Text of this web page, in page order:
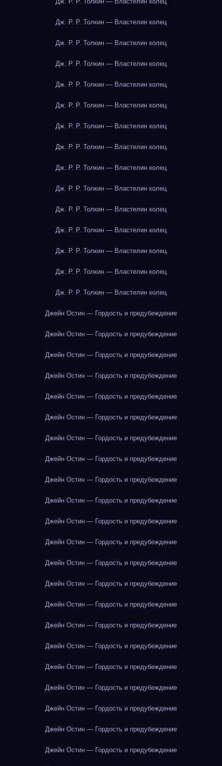
Дж. Р. Р. Толкин — Властелин колец
Дж. Р. Р. Толкин — Властелин колец
Дж. Р. Р. Толкин — Властелин колец
Дж. Р. Р. Толкин — Властелин колец
Дж. Р. Р. Толкин — Властелин колец
Дж. Р. Р. Толкин — Властелин колец
Дж. Р. Р. Толкин — Властелин колец
Дж. Р. Р. Толкин — Властелин колец
Дж. Р. Р. Толкин — Властелин колец
Дж. Р. Р. Толкин — Властелин колец
Дж. Р. Р. Толкин — Властелин колец
Дж. Р. Р. Толкин — Властелин колец
Дж. Р. Р. Толкин — Властелин колец
Дж. Р. Р. Толкин — Властелин колец
Джейн Остин — Гордость и предубеждение
Джейн Остин — Гордость и предубеждение
Джейн Остин — Гордость и предубеждение
Джейн Остин — Гордость и предубеждение
Джейн Остин — Гордость и предубеждение
Джейн Остин — Гордость и предубеждение
Джейн Остин — Гордость и предубеждение
Джейн Остин — Гордость и предубеждение
Джейн Остин — Гордость и предубеждение
Джейн Остин — Гордость и предубеждение
Джейн Остин — Гордость и предубеждение
Джейн Остин — Гордость и предубеждение
Джейн Остин — Гордость и предубеждение
Джейн Остин — Гордость и предубеждение
Джейн Остин — Гордость и предубеждение
Джейн Остин — Гордость и предубеждение
Джейн Остин — Гордость и предубеждение
Джейн Остин — Гордость и предубеждение
Джейн Остин — Гордость и предубеждение
Джейн Остин — Гордость и предубеждение
Джейн Остин — Гордость и предубеждение
Джейн Остин — Гордость и предубеждение